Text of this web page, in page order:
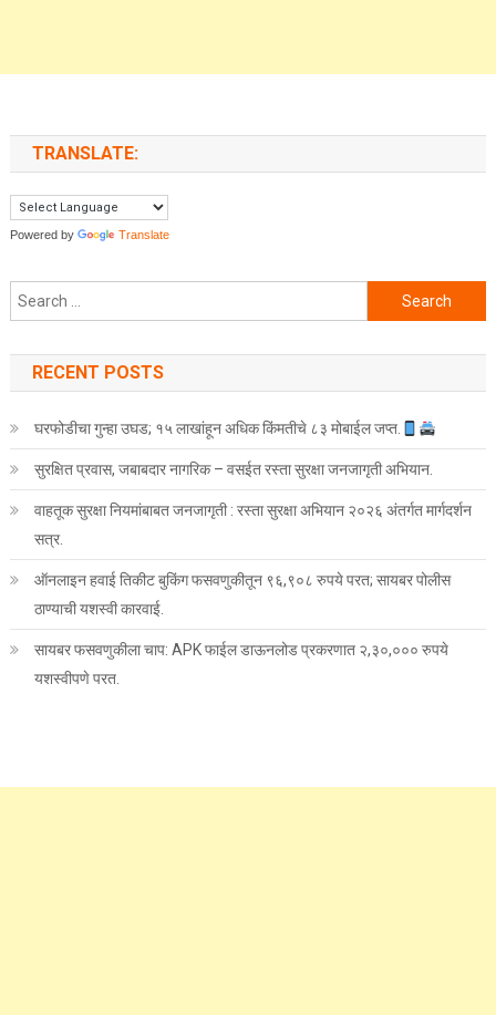
TRANSLATE:
Powered by Translate
Search for:
RECENT POSTS
घरफोडीचा गुन्हा उघड; १५ लाखांहून अधिक किंमतीचे ८३ मोबाईल जप्त.
सुरक्षित प्रवास, जबाबदार नागरिक – वसईत रस्ता सुरक्षा जनजागृती अभियान.
वाहतूक सुरक्षा नियमांबाबत जनजागृती : रस्ता सुरक्षा अभियान २०२६ अंतर्गत मार्गदर्शन
सत्र.
ऑनलाइन हवाई तिकीट बुकिंग फसवणुकीतून ९६,९०८ रुपये परत; सायबर पोलीस
ठाण्याची यशस्वी कारवाई.
सायबर फसवणुकीला चाप: APK फाईल डाऊनलोड प्रकरणात २,३०,००० रुपये
यशस्वीपणे परत.